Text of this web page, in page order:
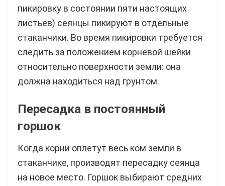
пикировку в состоянии пяти настоящих
листьев) сеянцы пикируют в отдельные
стаканчики. Во время пикировки требуется
следить за положением корневой шейки
относительно поверхности земли: она
должна находиться над грунтом.
Пересадка в постоянный
горшок
Когда корни оплетут весь ком земли в
стаканчике, производят пересадку сеянца
на новое место. Горшок выбирают средних